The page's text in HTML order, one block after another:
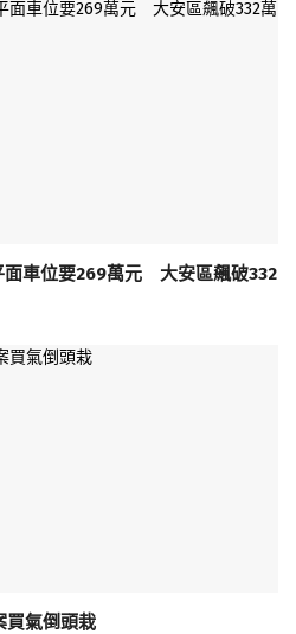
面車位要269萬元 大安區飆破332
氣倒頭栽